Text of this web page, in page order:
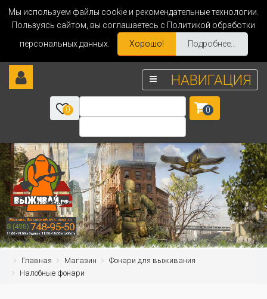
Мы используем файлы cookie и рекомендательные технологии.
Пользуясь сайтом, вы соглашаетесь с Политикой обработки
персональных данных.
Хорошо! Подробнее...
НАВИГАЦИЯ
0 0
Главная Магазин
Фонари для выживания
Налобные фонари